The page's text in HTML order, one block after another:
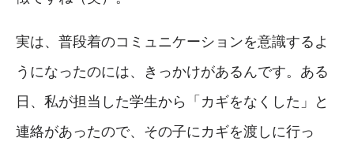
実は、普段着のコミュニケーションを意識するよ
うになったのには、きっかけがあるんです。ある
日、私が担当した学生から「カギをなくした」と
連絡があったので、その子にカギを渡しに行っ